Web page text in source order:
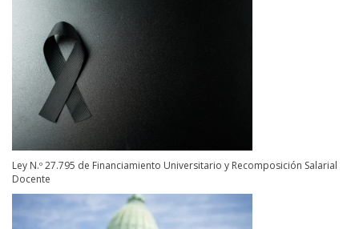
Ley N.º 27.795 de Financiamiento Universitario y Recomposición Salarial
Docente